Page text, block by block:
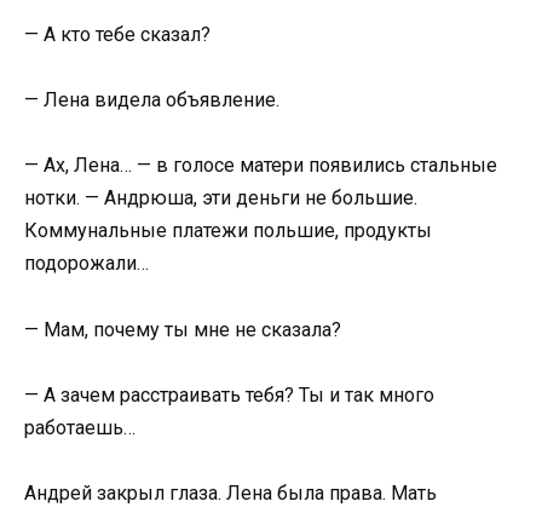
— А кто тебе сказал?
— Лена видела объявление.
— Ах, Лена… — в голосе матери появились стальные
нотки. — Андрюша, эти деньги не большие.
Коммунальные платежи польшие, продукты
подорожали…
— Мам, почему ты мне не сказала?
— А зачем расстраивать тебя? Ты и так много
работаешь…
Андрей закрыл глаза. Лена была права. Мать